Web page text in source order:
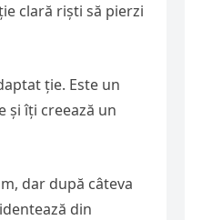
clară riști să pierzi
ție. Este un
și îți creează un
dar după câteva
din